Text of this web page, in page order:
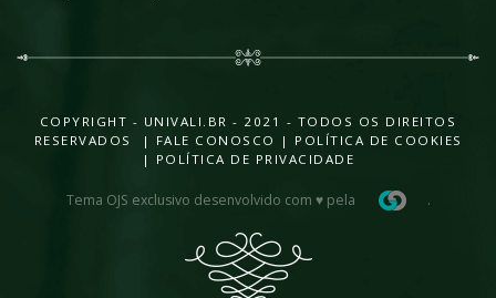
COPYRIGHT - UNIVALI.BR - 2021 - TODOS OS DIREITOS
RESERVADOS |
FALE CONOSCO | POLÍTICA DE COOKIES
| POLÍTICA DE PRIVACIDADE
Tema OJS exclusivo desenvolvido com ♥ pela .